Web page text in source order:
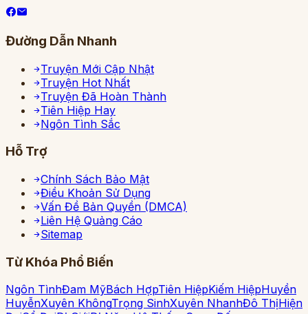
Đường Dẫn Nhanh
Truyện Mới Cập Nhật
Truyện Hot Nhất
Truyện Đã Hoàn Thành
Tiên Hiệp Hay
Ngôn Tình Sắc
Hỗ Trợ
Chính Sách Bảo Mật
Điều Khoản Sử Dụng
Vấn Đề Bản Quyền (DMCA)
Liên Hệ Quảng Cáo
Sitemap
Từ Khóa Phổ Biến
Ngôn TìnhĐam MỹBách HợpTiên HiệpKiếm HiệpHuyền
HuyễnXuyên KhôngTrọng SinhXuyên NhanhĐô ThịHiện